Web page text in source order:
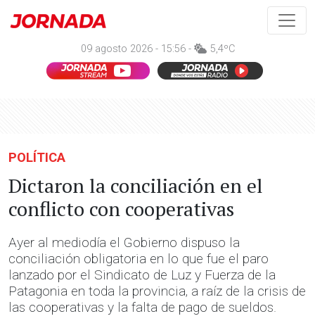
09 agosto 2026 - 15:56 - 5,4ºC
POLÍTICA
Dictaron la conciliación en el
conflicto con cooperativas
Ayer al mediodía el Gobierno dispuso la
conciliación obligatoria en lo que fue el paro
lanzado por el Sindicato de Luz y Fuerza de la
Patagonia en toda la provincia, a raíz de la crisis de
las cooperativas y la falta de pago de sueldos.